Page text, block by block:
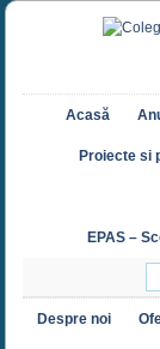
Acasă
Proiecte si
EPAS –
Despre noi